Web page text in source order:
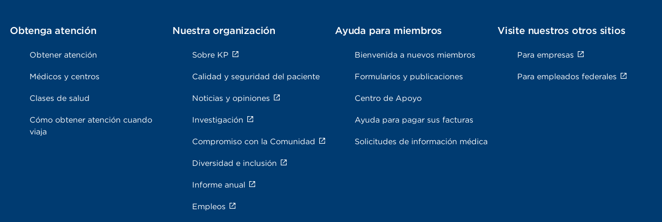
Obtenga atención
Obtener atención
Médicos y centros
Clases de salud
Cómo obtener atención cuando
viaja
Nuestra organización
Sobre KP
Calidad y seguridad del paciente
Noticias y opiniones
Investigación
Compromiso con la Comunidad
Diversidad e inclusión
Informe anual
Empleos
Ayuda para miembros
Bienvenida a nuevos miembros
Formularios y publicaciones
Centro de Apoyo
Ayuda para pagar sus facturas
Solicitudes de información médica
Visite nuestros otros sitios
Para empresas
Para empleados federales